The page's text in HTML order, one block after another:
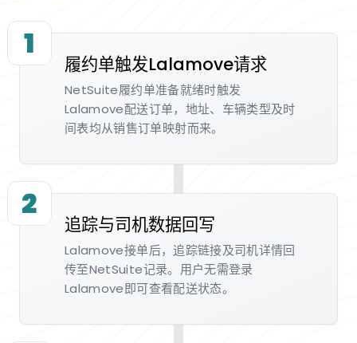
1
履约单触发Lalamove请求
NetSuite履约单准备就绪时触发
Lalamove配送订单，地址、车辆类型及时
间表均从销售订单映射而来。
2
追踪与司机数据回写
Lalamove接单后，追踪链接及司机详情回
传至NetSuite记录。用户无需登录
Lalamove即可查看配送状态。